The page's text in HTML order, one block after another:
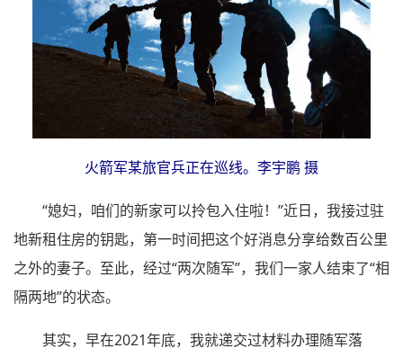
火箭军某旅官兵正在巡线。李宇鹏 摄
“媳妇，咱们的新家可以拎包入住啦！”近日，我接过驻
地新租住房的钥匙，第一时间把这个好消息分享给数百公里
之外的妻子。至此，经过“两次随军”，我们一家人结束了“相
隔两地”的状态。
其实，早在2021年底，我就递交过材料办理随军落